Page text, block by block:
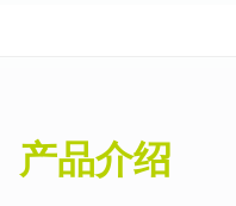
产品介绍